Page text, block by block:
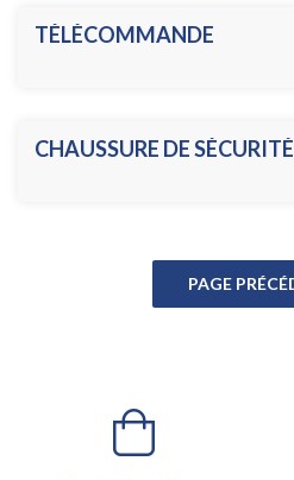
TÉLÉCOMMANDE
CHAUSSURE DE SÉCURITÉ